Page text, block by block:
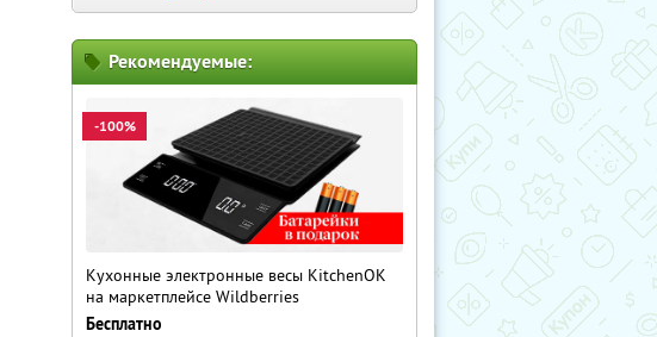
Рекомендуемые:
-100%
Кухонные электронные весы KitchenOK
на маркетплейсе Wildberries
Бесплатно